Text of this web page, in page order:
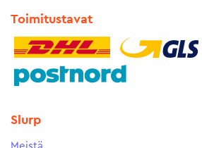
Toimitustavat
Slurp